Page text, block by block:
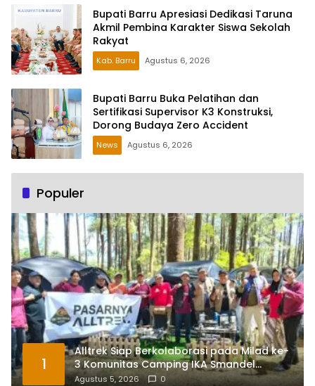
Bupati Barru Apresiasi Dedikasi Taruna
Akmil Pembina Karakter Siswa Sekolah
Rakyat
Kab. Barru Agustus 6, 2026
Bupati Barru Buka Pelatihan dan
Sertifikasi Supervisor K3 Konstruksi,
Dorong Budaya Zero Accident
News Agustus 6, 2026
Populer
1
Alltrek Siap Berkolaborasi pada Milad ke-
3 Komunitas Camping IKA Smandel
Makassar di Malino
Agustus 5, 2026 0